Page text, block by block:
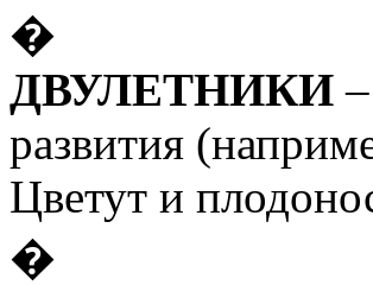
�
ДВУЛЕТНИКИ
развития
Цветут и
�